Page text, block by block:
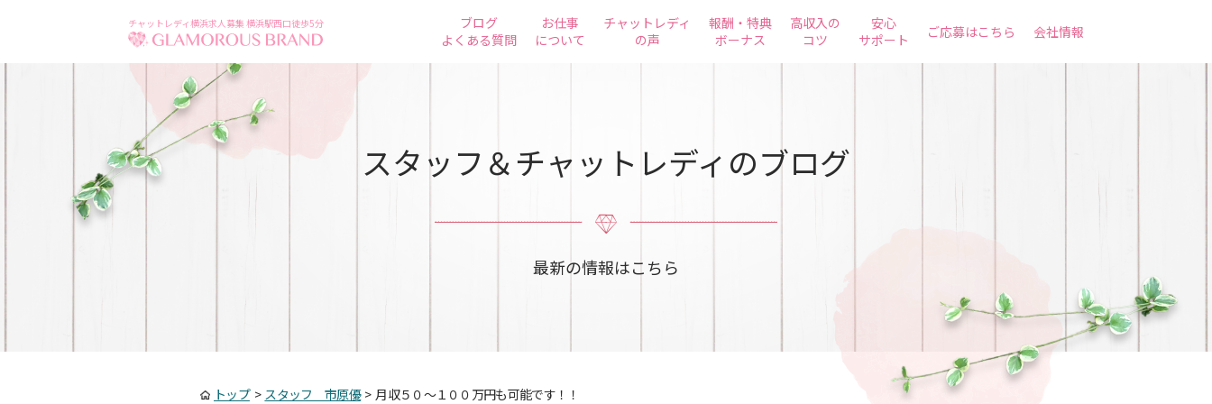
チャットレディ横浜求人募集 横浜駅西口徒歩5分
ブログ
よくある質問
お仕事
について
チャットレディ
の声
報酬・特典
ボーナス
高収入の
コツ
安心
サポート
ご応募はこちら 会社情報
スタッフ＆チャットレディのブログ
最新の情報はこちら
トップ> スタッフ 市原優> 月収５０～１００万円も可能です！！